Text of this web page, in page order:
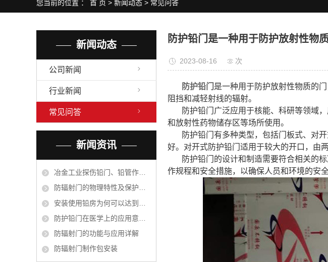
硫酸钡砂
铅玻璃
您当前的位置 ： 首 页 > 新闻动态 > 常见问答
新闻动态
公司新闻
行业新闻
常见问答
新闻资讯
冶金工业探伤铅门、铅管作衬里保护设备是根据什么原理？
防辐射门的物理特性及保护措施
安装使用铅房为何可以达到阻止射线的目的
防护铅门在医学上的应用意义有哪些
防辐射门的功能与应用详解
防辐射门制作包安装
防护铅门是一种用于防护放射性物质
2023-08-16 次
防护铅门 是一种用于防护放射性物质的
阻挡和减轻射线的辐射。
防护铅门广泛应用于核能、科研等领域
和放射性药物储存区等场所使用。
防护铅门有多种类型，包括门板式、对
好。对开式防护铅门适用于较大的开口，由
防护铅门的设计和制造需要符合相关的
作规程和安全措施，以确保人员和环境的安全